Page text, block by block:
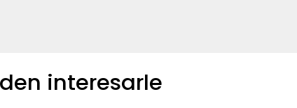
rápidamente hasta 5 productos de
interesarle